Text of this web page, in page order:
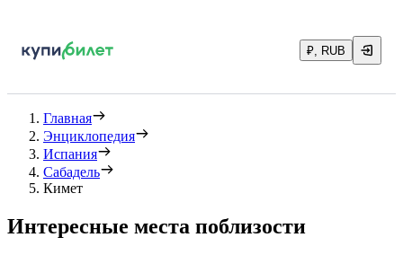
₽, RUB
Главная
Энциклопедия
Испания
Сабадель
Кимет
Интересные места поблизости